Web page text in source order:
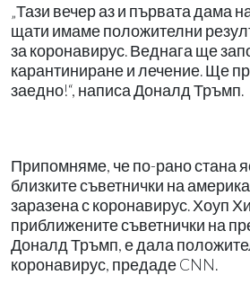
„Тази вечер аз и първата дама
щати имаме положителни
за коронавирус. Веднага ще
карантиниране и лечение. Ще
заедно!“, написа Доналд Тръмп.
Припомняме, че по-рано стана
близките съветнички на
заразена с коронавирус. Хоуп
приближените съветнички на
Доналд Тръмп, е дала
коронавирус, предаде CNN.